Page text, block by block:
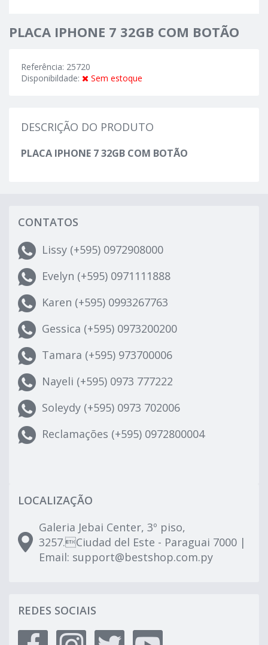
PLACA IPHONE 7 32GB COM BOTÃO
Referência: 25720
Disponibildade:
Sem estoque
DESCRIÇÃO DO PRODUTO
PLACA IPHONE 7 32GB COM BOTÃO
CONTATOS
Lissy (+595) 0972908000
Evelyn (+595) 0971111888
Karen (+595) 0993267763
Gessica (+595) 0973200200
Tamara (+595) 973700006
Nayeli (+595) 0973 777222
Soleydy (+595) 0973 702006
Reclamações (+595) 0972800004
LOCALIZAÇÃO
Galeria Jebai Center, 3º piso,
3257.Ciudad del Este - Paraguai 7000 |
Email: support@bestshop.com.py
REDES SOCIAIS